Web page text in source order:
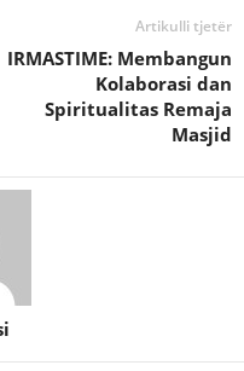
Artikulli tjetër
IRMASTIME: Membangun
Kolaborasi dan
Spiritualitas Remaja
Masjid